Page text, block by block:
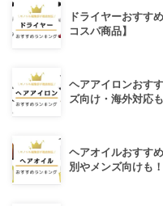
ドライヤーおすす
コスパ商品】
ヘアアイロンおす
ズ向け・海外対応
ヘアオイルおすす
別やメンズ向けも！